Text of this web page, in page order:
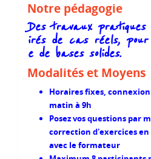
Notre pédagogie
Des travaux pratiques
irés de cas réels,
e de bases solides.
Modalités et Moyens
Horaires fixes,
matin à 9h
Posez vos questions par
correction d'exercices
avec le formateur